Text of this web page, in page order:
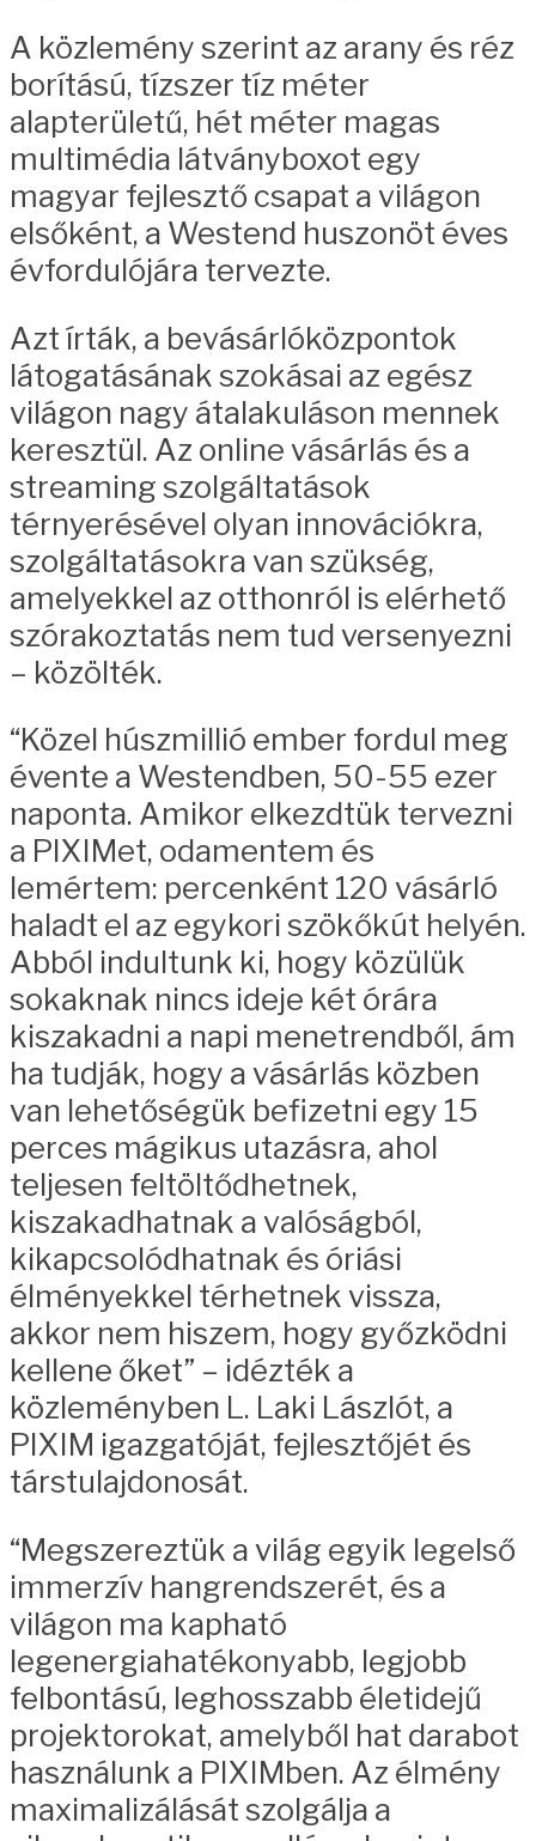
A közlemény szerint az arany és réz
borítású, tízszer tíz méter
alapterületű, hét méter magas
multimédia látványboxot egy
magyar fejlesztő csapat a világon
elsőként, a Westend huszonöt éves
évfordulójára tervezte.
Azt írták, a bevásárlóközpontok
látogatásának szokásai az egész
világon nagy átalakuláson mennek
keresztül. Az online vásárlás és a
streaming szolgáltatások
térnyerésével olyan innovációkra,
szolgáltatásokra van szükség,
amelyekkel az otthonról is elérhető
szórakoztatás nem tud versenyezni
– közölték.
“Közel húszmillió ember fordul meg
évente a Westendben, 50-55 ezer
naponta. Amikor elkezdtük tervezni
a PIXIMet, odamentem és
lemértem: percenként 120 vásárló
haladt el az egykori szökőkút helyén.
Abból indultunk ki, hogy közülük
sokaknak nincs ideje két órára
kiszakadni a napi menetrendből, ám
ha tudják, hogy a vásárlás közben
van lehetőségük befizetni egy 15
perces mágikus utazásra, ahol
teljesen feltöltődhetnek,
kiszakadhatnak a valóságból,
kikapcsolódhatnak és óriási
élményekkel térhetnek vissza,
akkor nem hiszem, hogy győzködni
kellene őket” – idézték a
közleményben L. Laki Lászlót, a
PIXIM igazgatóját, fejlesztőjét és
társtulajdonosát.
“Megszereztük a világ egyik legelső
immerzív hangrendszerét, és a
világon ma kapható
legenergiahatékonyabb, legjobb
felbontású, leghosszabb életidejű
projektorokat, amelyből hat darabot
használunk a PIXIMben. Az élmény
maximalizálását szolgálja a